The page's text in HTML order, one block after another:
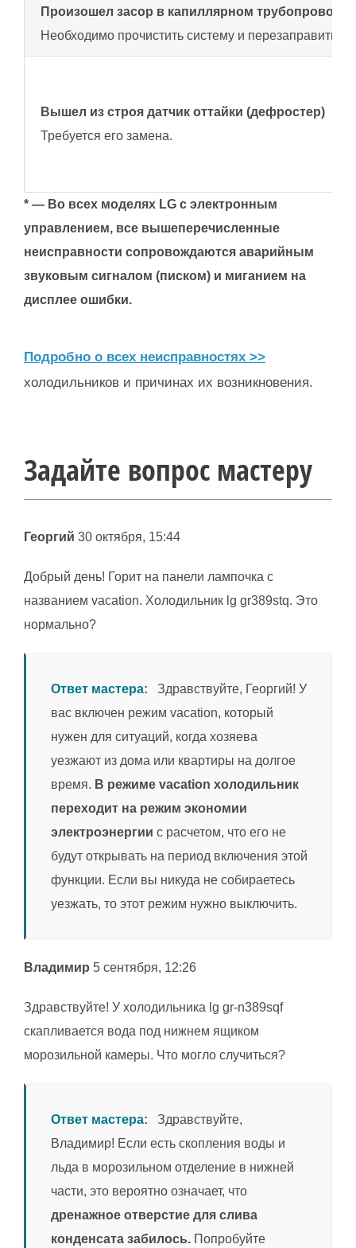
Произошел засор в капиллярном трубопроводе.
Необходимо прочистить систему и перезаправить
Вышел из строя датчик оттайки (дефростер)
Требуется его замена.
* — Во всех моделях LG с электронным
управлением, все вышеперечисленные
неисправности сопровождаются аварийным
звуковым сигналом (писком) и миганием на
дисплее ошибки.
Подробно о всех неисправностях >>
холодильников и причинах их возникновения.
Задайте вопрос мастеру
Георгий 30 октября, 15:44
Добрый день! Горит на панели лампочка с
названием vacation. Холодильник lg gr389stq. Это
нормально?
Ответ мастера: Здравствуйте, Георгий! У
вас включен режим vacation, который
нужен для ситуаций, когда хозяева
уезжают из дома или квартиры на долгое
время. В режиме vacation холодильник
переходит на режим экономии
электроэнергии с расчетом, что его не
будут открывать на период включения этой
функции. Если вы никуда не собираетесь
уезжать, то этот режим нужно выключить.
Владимир 5 сентября, 12:26
Здравствуйте! У холодильника lg gr-n389sqf
скапливается вода под нижнем ящиком
морозильной камеры. Что могло случиться?
Ответ мастера: Здравствуйте,
Владимир! Если есть скопления воды и
льда в морозильном отделение в нижней
части, это вероятно означает, что
дренажное отверстие для слива
конденсата забилось. Попробуйте